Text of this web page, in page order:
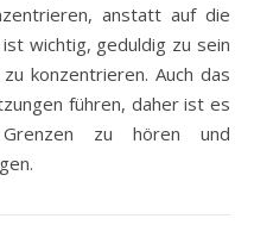
anstatt auf die
wichtig, geduldig zu sein
konzentrieren. Auch das
führen, daher ist es
zu hören und